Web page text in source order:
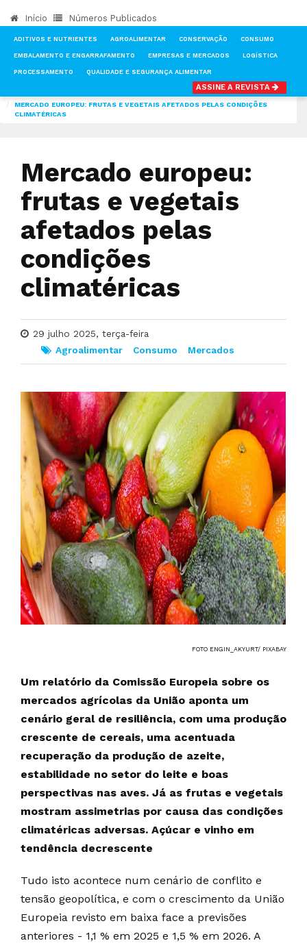
Início Números Publicados
ADITIVOS E NUTRIENTES AGROALIMENTAR CONSERVAÇÃO CONSUMO
EMBALAMENTO E ENGARRAFAMENTO EMPRESAS E MERCADOS LOGÍSTICA
PROCESSAMENTO QUALIDADE E SEGURANÇA ALIMENTAR
ASSINE A REVISTA
MERCADO EUROPEU: FRUTAS E VEGETAIS AFETADOS PELAS CONDIÇÕES
CLIMATÉRICAS
Mercado europeu:
frutas e vegetais
afetados pelas
condições
climatéricas
29 julho 2025, terça-feira
Agroalimentar
Consumo Mercados
FOTO ENGIN_AKYURT/ PIXABAY
Um relatório da Comissão Europeia sobre os
mercados agrícolas da União aponta um
cenário geral de resiliência, com uma produção
crescente de cereais, uma acentuada
recuperação da produção de azeite,
estabilidade no setor do leite e boas
perspectivas nas aves. Já as frutas e vegetais
mostram assimetrias por causa das condições
climatéricas adversas. Açúcar e vinho em
tendência decrescente
Tudo isto acontece num cenário de conflito e
tensão geopolítica, e com o crescimento da União
Europeia revisto em baixa face a previsões
anteriores - 1,1 % em 2025 e 1,5 % em 2026. A